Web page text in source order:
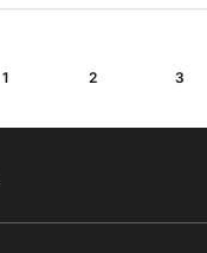
1 2 3